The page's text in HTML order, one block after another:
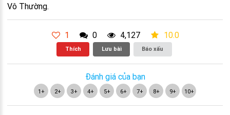
Vô Thường.
1 0 4,127 10.0
Thích Lưu bài Báo xấu
Đánh giá của bạn
1+ 2+ 3+ 4+ 5+ 6+ 7+ 8+ 9+ 10+